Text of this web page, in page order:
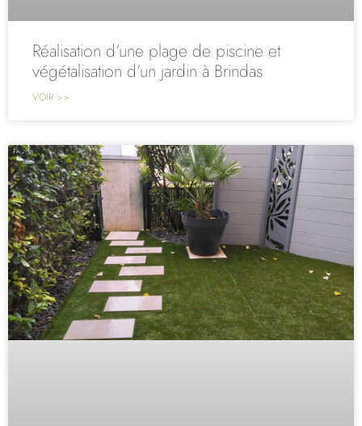
Réalisation d’une plage de piscine et
végétalisation d’un jardin à Brindas
VOIR >>